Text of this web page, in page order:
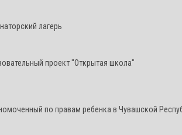
лагерь
проект "Открытая школа"
по правам ребенка в Чувашской